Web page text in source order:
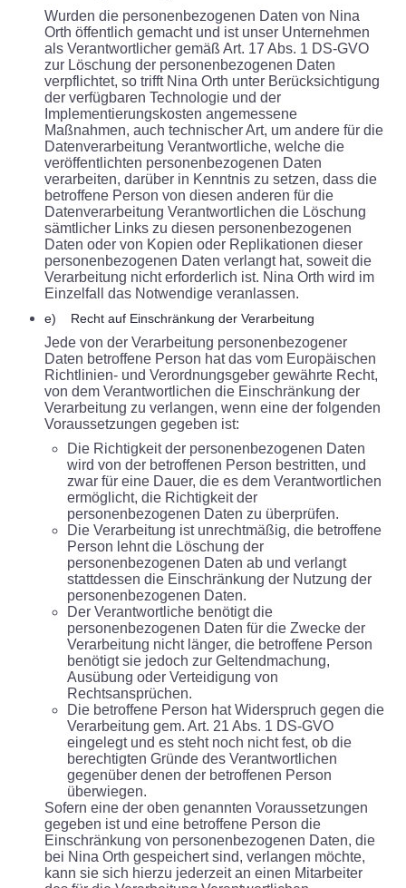
Wurden die personenbezogenen Daten von Nina
Orth öffentlich gemacht und ist unser Unternehmen
als Verantwortlicher gemäß Art. 17 Abs. 1 DS-GVO
zur Löschung der personenbezogenen Daten
verpflichtet, so trifft Nina Orth unter Berücksichtigung
der verfügbaren Technologie und der
Implementierungskosten angemessene
Maßnahmen, auch technischer Art, um andere für die
Datenverarbeitung Verantwortliche, welche die
veröffentlichten personenbezogenen Daten
verarbeiten, darüber in Kenntnis zu setzen, dass die
betroffene Person von diesen anderen für die
Datenverarbeitung Verantwortlichen die Löschung
sämtlicher Links zu diesen personenbezogenen
Daten oder von Kopien oder Replikationen dieser
personenbezogenen Daten verlangt hat, soweit die
Verarbeitung nicht erforderlich ist. Nina Orth wird im
Einzelfall das Notwendige veranlassen.
e) Recht auf Einschränkung der Verarbeitung
Jede von der Verarbeitung personenbezogener
Daten betroffene Person hat das vom Europäischen
Richtlinien- und Verordnungsgeber gewährte Recht,
von dem Verantwortlichen die Einschränkung der
Verarbeitung zu verlangen, wenn eine der folgenden
Voraussetzungen gegeben ist:
Die Richtigkeit der personenbezogenen Daten
wird von der betroffenen Person bestritten, und
zwar für eine Dauer, die es dem Verantwortlichen
ermöglicht, die Richtigkeit der
personenbezogenen Daten zu überprüfen.
Die Verarbeitung ist unrechtmäßig, die betroffene
Person lehnt die Löschung der
personenbezogenen Daten ab und verlangt
stattdessen die Einschränkung der Nutzung der
personenbezogenen Daten.
Der Verantwortliche benötigt die
personenbezogenen Daten für die Zwecke der
Verarbeitung nicht länger, die betroffene Person
benötigt sie jedoch zur Geltendmachung,
Ausübung oder Verteidigung von
Rechtsansprüchen.
Die betroffene Person hat Widerspruch gegen die
Verarbeitung gem. Art. 21 Abs. 1 DS-GVO
eingelegt und es steht noch nicht fest, ob die
berechtigten Gründe des Verantwortlichen
gegenüber denen der betroffenen Person
überwiegen.
Sofern eine der oben genannten Voraussetzungen
gegeben ist und eine betroffene Person die
Einschränkung von personenbezogenen Daten, die
bei Nina Orth gespeichert sind, verlangen möchte,
kann sie sich hierzu jederzeit an einen Mitarbeiter